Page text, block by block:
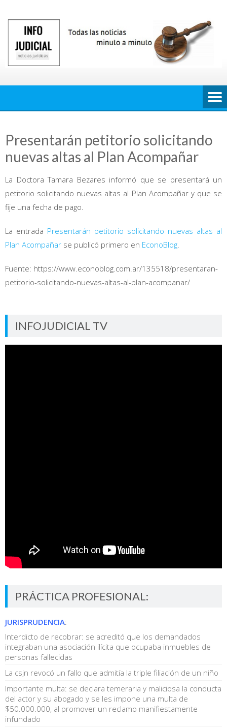
contenido
Presentarán petitorio solicitando
nuevas altas al Plan Acompañar
La Doctora Tamara Bezares informó que se presentará un
petitorio solicitando nuevas altas al Plan Acompañar y que se
fije una fecha de pago.
La entrada Presentarán petitorio solicitando nuevas altas al
Plan Acompañar se publicó primero en EconoBlog
Fuente: https://www.econoblog.com.ar/135518/presentaran-
petitorio-solicitando-nuevas-altas-al-plan-acompanar/
INFOJUDICIAL TV
PRÁCTICA PROFESIONAL:
JURISPRUDENCIA:
Interdicto de recobrar: se acreditó que los demandados
integraban una asociación ilícita que ocupaba inmuebles de
personas fallecidas
La csjn revocó un fallo que admitía la triple filiación de un niño
Importante multa: se declara temeraria y maliciosa la conducta
del actor y su abogado y se les impone una multa de
$50.000.000, al promover un reclamo manifiestamente
infundado